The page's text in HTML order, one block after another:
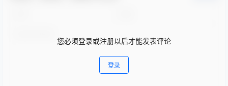
您必须登录或注册以后才能发表评论
登录